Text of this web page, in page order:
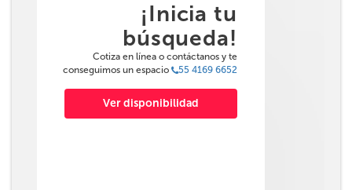
¡Inicia tu
búsqueda!
Cotiza en línea o contáctanos y te
conseguimos un espacio
55 4169 6652
Ver disponibilidad